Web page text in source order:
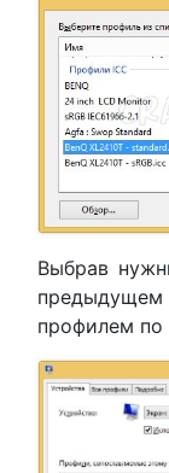
Выбрав
профилем по